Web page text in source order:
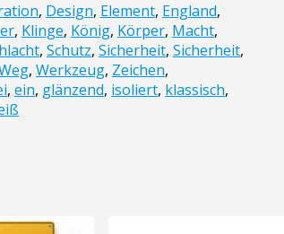
, Design, Element, England,
, Klinge, König, Körper, Macht,
, Schutz, Sicherheit, Sicherheit,
, Werkzeug, Zeichen,
, ein, glänzend, isoliert, klassisch,